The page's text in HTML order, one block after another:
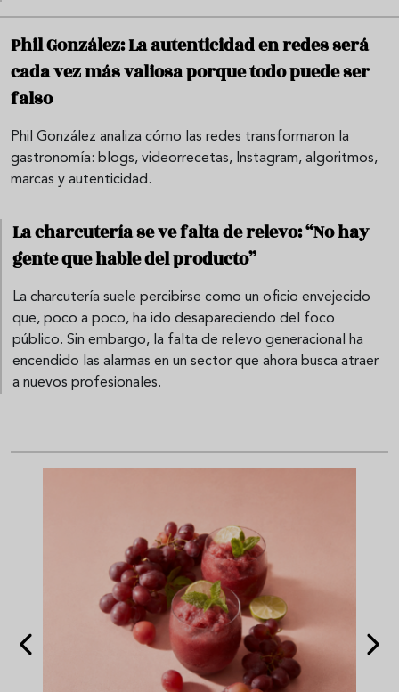
Phil González: La autenticidad en redes será
cada vez más valiosa porque todo puede ser
falso
Phil González analiza cómo las redes transformaron la
gastronomía: blogs, videorrecetas, Instagram, algoritmos,
marcas y autenticidad.
La charcutería se ve falta de relevo: “No hay
gente que hable del producto”
La charcutería suele percibirse como un oficio envejecido
que, poco a poco, ha ido desapareciendo del foco
público. Sin embargo, la falta de relevo generacional ha
encendido las alarmas en un sector que ahora busca atraer
a nuevos profesionales.